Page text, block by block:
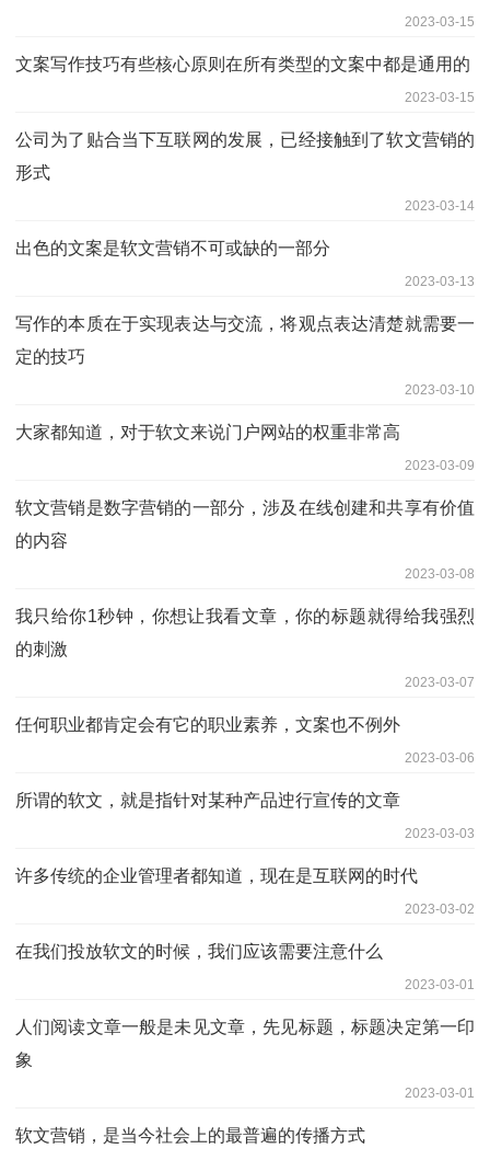
2023-03-15
文案写作技巧有些核心原则在所有类型的文案中都是通用的
2023-03-15
公司为了贴合当下互联网的发展，已经接触到了软文营销的
形式
2023-03-14
出色的文案是软文营销不可或缺的一部分
2023-03-13
写作的本质在于实现表达与交流，将观点表达清楚就需要一
定的技巧
2023-03-10
大家都知道，对于软文来说门户网站的权重非常高
2023-03-09
软文营销是数字营销的一部分，涉及在线创建和共享有价值
的内容
2023-03-08
我只给你1秒钟，你想让我看文章，你的标题就得给我强烈
的刺激
2023-03-07
任何职业都肯定会有它的职业素养，文案也不例外
2023-03-06
所谓的软文，就是指针对某种产品迚行宣传的文章
2023-03-03
许多传统的企业管理者都知道，现在是互联网的时代
2023-03-02
在我们投放软文的时候，我们应该需要注意什么
2023-03-01
人们阅读文章一般是未见文章，先见标题，标题决定第一印
象
2023-03-01
软文营销，是当今社会上的最普遍的传播方式